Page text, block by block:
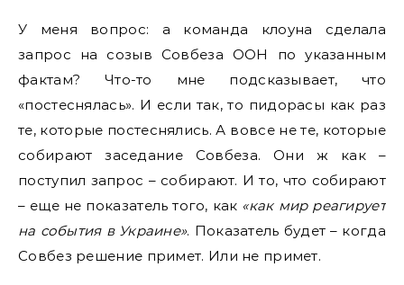
У меня вопрос: а команда клоуна сделала
запрос на созыв Совбеза ООН по указанным
фактам? Что-то мне подсказывает, что
«постеснялась». И если так, то пидорасы как раз
те, которые постеснялись. А вовсе не те, которые
собирают заседание Совбеза. Они ж как –
поступил запрос – собирают. И то, что собирают
– еще не показатель того, как «как мир реагирует
на события в Украине». Показатель будет – когда
Совбез решение примет. Или не примет.